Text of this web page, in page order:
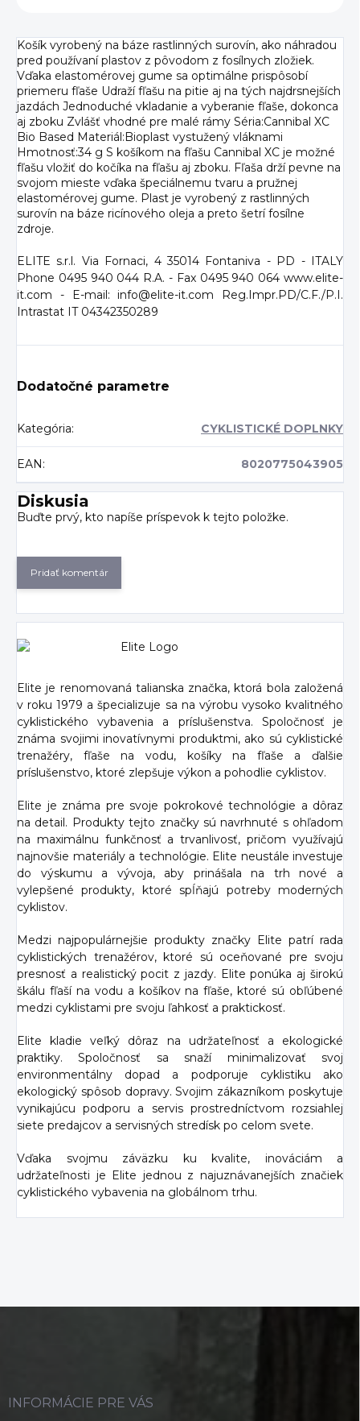
Košík vyrobený na báze rastlinných surovín, ako náhradou
pred používaní plastov z pôvodom z fosílnych zložiek.
Vďaka elastomérovej gume sa optimálne prispôsobí
priemeru fľaše Udraží fľašu na pitie aj na tých najdrsnejších
jazdách Jednoduché vkladanie a vyberanie fľaše, dokonca
aj zboku Zvlášť vhodné pre malé rámy Séria:Cannibal XC
Bio Based Materiál:Bioplast vystužený vláknami
Hmotnosť:34 g S košíkom na fľašu Cannibal XC je možné
fľašu vložiť do kočíka na fľašu aj zboku. Fľaša drží pevne na
svojom mieste vďaka špeciálnemu tvaru a pružnej
elastomérovej gume. Plast je vyrobený z rastlinných
surovín na báze ricínového oleja a preto šetrí fosílne
zdroje.
ELITE s.r.l. Via Fornaci, 4 35014 Fontaniva - PD - ITALY
Phone 0495 940 044 R.A. - Fax 0495 940 064 www.elite-
it.com - E-mail: info@elite-it.com Reg.Impr.PD/C.F./P.I.
Intrastat IT 04342350289
Dodatočné parametre
Kategória: CYKLISTICKÉ DOPLNKY
EAN : 8020775043905
Diskusia
Buďte prvý, kto napíše príspevok k tejto položke.
Pridať komentár
Elite je renomovaná talianska značka, ktorá bola založená
v roku 1979 a špecializuje sa na výrobu vysoko kvalitného
cyklistického vybavenia a príslušenstva. Spoločnosť je
známa svojimi inovatívnymi produktmi, ako sú cyklistické
trenažéry, fľaše na vodu, košíky na fľaše a ďalšie
príslušenstvo, ktoré zlepšuje výkon a pohodlie cyklistov.
Elite je známa pre svoje pokrokové technológie a dôraz
na detail. Produkty tejto značky sú navrhnuté s ohľadom
na maximálnu funkčnosť a trvanlivosť, pričom využívajú
najnovšie materiály a technológie. Elite neustále investuje
do výskumu a vývoja, aby prinášala na trh nové a
vylepšené produkty, ktoré spĺňajú potreby moderných
cyklistov.
Medzi najpopulárnejšie produkty značky Elite patrí rada
cyklistických trenažérov, ktoré sú oceňované pre svoju
presnosť a realistický pocit z jazdy. Elite ponúka aj širokú
škálu fľaší na vodu a košíkov na fľaše, ktoré sú obľúbené
medzi cyklistami pre svoju ľahkosť a praktickosť.
Elite kladie veľký dôraz na udržateľnosť a ekologické
praktiky. Spoločnosť sa snaží minimalizovať svoj
environmentálny dopad a podporuje cyklistiku ako
ekologický spôsob dopravy. Svojim zákazníkom poskytuje
vynikajúcu podporu a servis prostredníctvom rozsiahlej
siete predajcov a servisných stredísk po celom svete.
Vďaka svojmu záväzku ku kvalite, inováciám a
udržateľnosti je Elite jednou z najuznávanejších značiek
cyklistického vybavenia na globálnom trhu.
INFORMÁCIE PRE VÁS